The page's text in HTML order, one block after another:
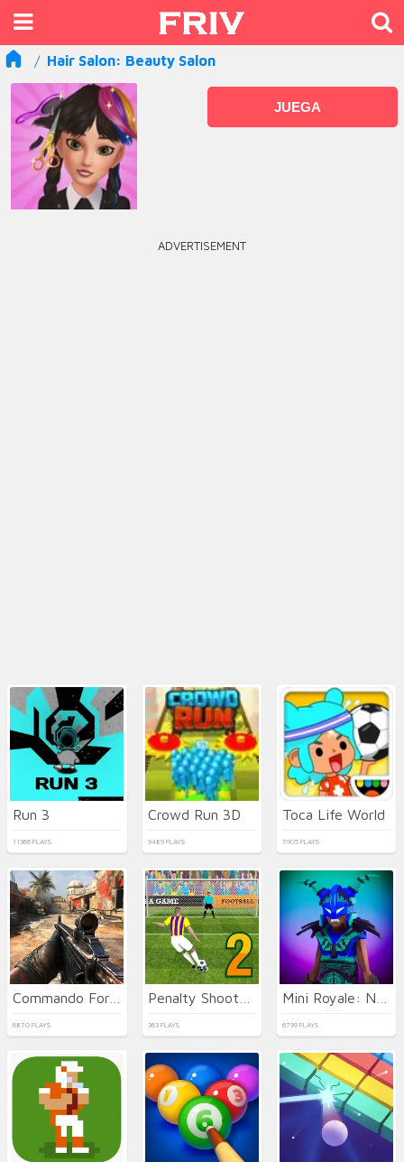
Hair Salon: Beauty Salon
JUEGA
ADVERTISEMENT
Run 3
11366 PLAYS
Crowd Run 3D
9489 PLAYS
Toca Life World
7905 PLAYS
6870 PLAYS 363 PLAYS 6799 PLAYS